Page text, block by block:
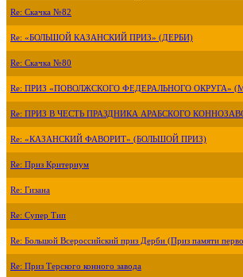
Re: Скачка №82
Re: «БОЛЬШОЙ КАЗАНСКИЙ ПРИЗ» (ДЕРБИ)
Re: Скачка №80
Re: ПРИЗ «ПОВОЛЖСКОГО ФЕДЕРАЛЬНОГО ОКРУГА»
Re: ПРИЗ В ЧЕСТЬ ПРАЗДНИКА АРАБСКОГО
Re: «КАЗАНСКИЙ ФАВОРИТ» (БОЛЬШОЙ ПРИЗ)
Re: Приз Критериум
Re: Гизана
Re: Супер Тип
Re: Большой Всероссийский приз Дерби (Приз памяти
Re: Приз Терского конного завода